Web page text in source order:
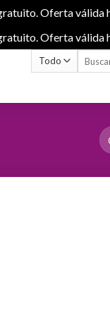
Oferta válida
Oferta válida
Buscar